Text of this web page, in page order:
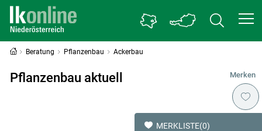
Beratung Pflanzenbau Ackerbau
Merken
Pflanzenbau aktuell
MERKLISTE(0)